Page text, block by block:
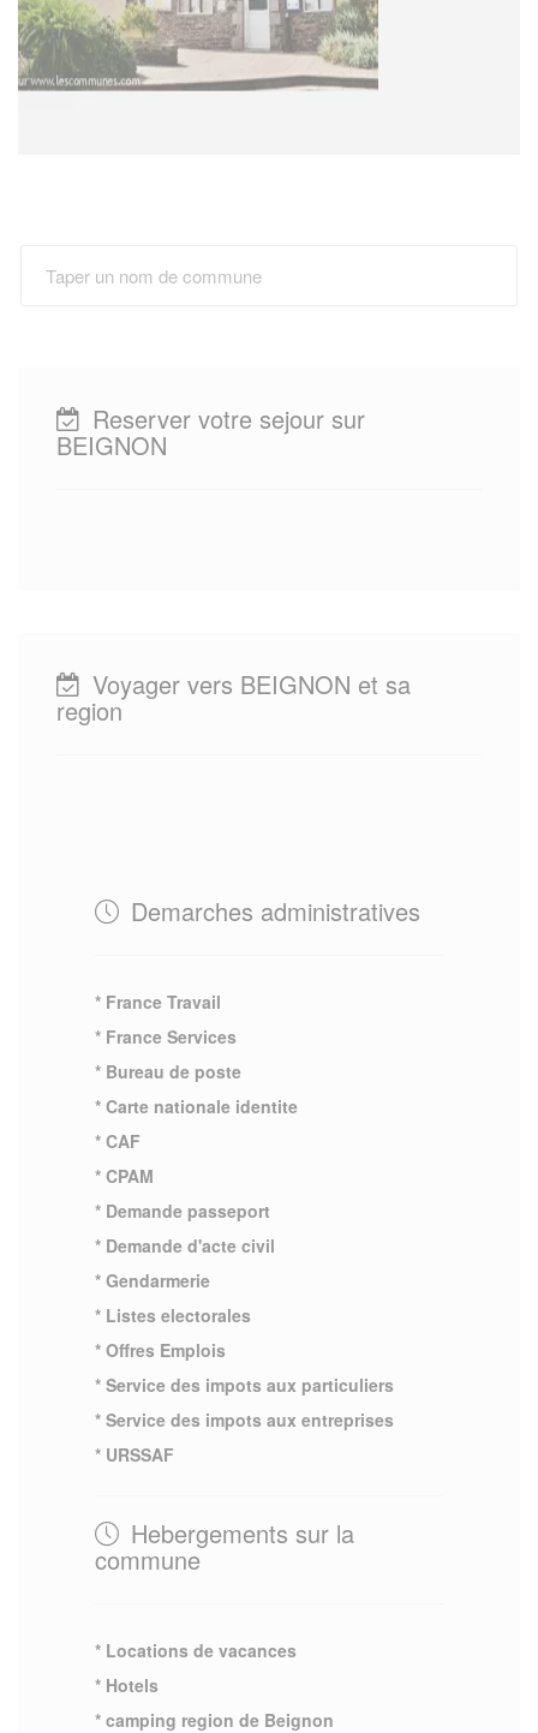
Reserver votre sejour sur
BEIGNON
Voyager vers BEIGNON et sa
region
Demarches administratives
* France Travail
* France Services
* Bureau de poste
* Carte nationale identite
* CAF
* CPAM
* Demande passeport
* Demande d'acte civil
* Gendarmerie
* Listes electorales
* Offres Emplois
* Service des impots aux particuliers
* Service des impots aux entreprises
* URSSAF
Hebergements sur la
commune
* Locations de vacances
* Hotels
* camping region de Beignon